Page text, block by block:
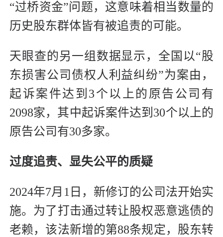
“过桥资金”问题，这意味着相当数量的
历史股东群体皆有被追责的可能。
天眼查的另一组数据显示，全国以“股
东损害公司债权人利益纠纷”为案由，
起诉案件达到3个以上的原告公司有
2098家，其中起诉案件达到30个以上的
原告公司有30多家。
过度追责、显失公平的质疑
2024年7月1日，新修订的公司法开始实
施。为了打击通过转让股权恶意逃债的
老赖，该法新增的第88条规定，股东转